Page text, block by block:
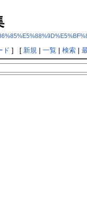
ド ] [ 新規 | 一覧| 検索|